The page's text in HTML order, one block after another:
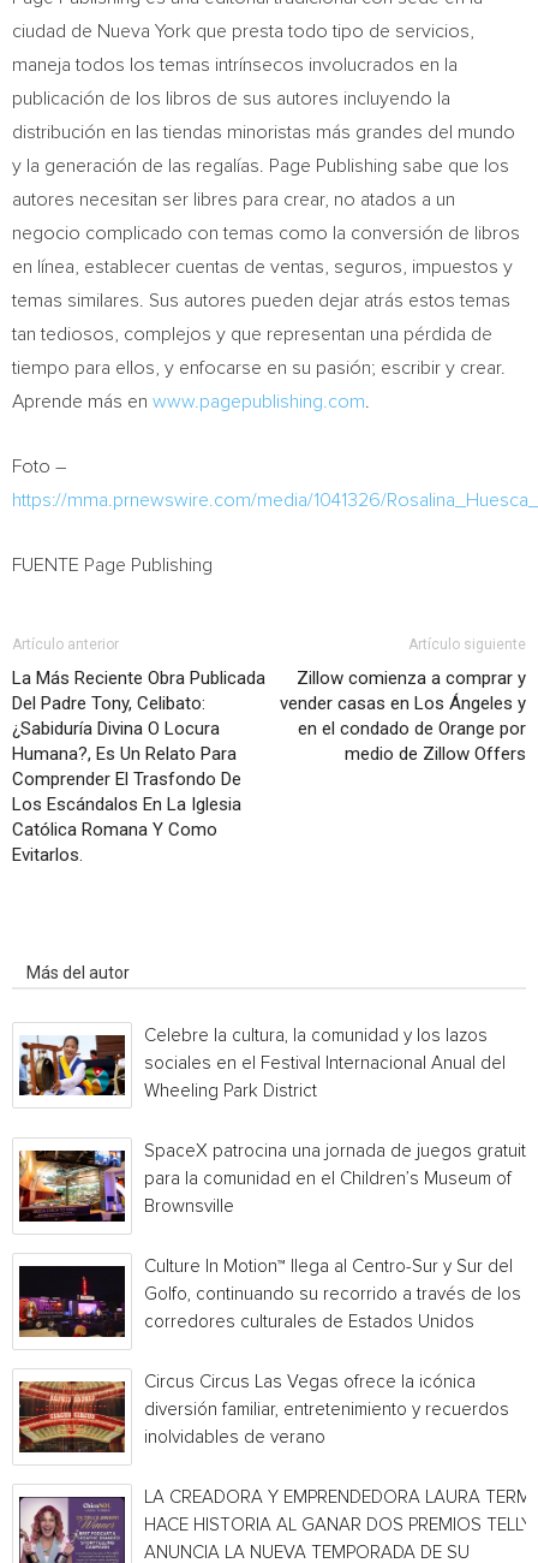
ciudad de Nueva York que presta todo tipo de servicios,
maneja todos los temas intrínsecos involucrados en la
publicación de los libros de sus autores incluyendo la
distribución en las tiendas minoristas más grandes del mundo
y la generación de las regalías. Page Publishing sabe que los
autores necesitan ser libres para crear, no atados a un
negocio complicado con temas como la conversión de libros
en línea, establecer cuentas de ventas, seguros, impuestos y
temas similares. Sus autores pueden dejar atrás estos temas
tan tediosos, complejos y que representan una pérdida de
tiempo para ellos, y enfocarse en su pasión; escribir y crear.
Aprende más en www.pagepublishing.com
Foto –
https://mma.prnewswire.com/media/1041326/
FUENTE Page Publishing
Artículo anterior
La Más Reciente Obra Publicada
Del Padre Tony, Celibato:
¿Sabiduría Divina O Locura
Humana?, Es Un Relato Para
Comprender El Trasfondo De
Los Escándalos En La Iglesia
Católica Romana Y Como
Evitarlos.
Artículo siguiente
Zillow comienza a comprar y
vender casas en Los Ángeles y
en el condado de Orange por
medio de Zillow Offers
Más del autor
Celebre la cultura, la comunidad y los lazos
sociales en el Festival Internacional Anual del
Wheeling Park District
SpaceX patrocina una jornada de juegos gratuita
para la comunidad en el Children’s Museum of
Brownsville
Culture In Motion™ llega al Centro-Sur y Sur del
Golfo, continuando su recorrido a través de los
corredores culturales de Estados Unidos
Circus Circus Las Vegas ofrece la icónica
diversión familiar, entretenimiento y recuerdos
inolvidables de verano
LA CREADORA Y EMPRENDEDORA LAURA
HACE HISTORIA AL GANAR DOS PREMIOS TELLY
ANUNCIA LA NUEVA TEMPORADA DE SU